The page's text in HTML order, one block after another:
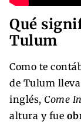
Qué
Tulum
Como te
de Tulum
inglés, Come
altura y fue